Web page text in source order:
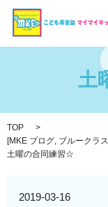
土
TOP
[MKE ブログ, ブルークラ
土曜の合同練習☆
2019-03-16